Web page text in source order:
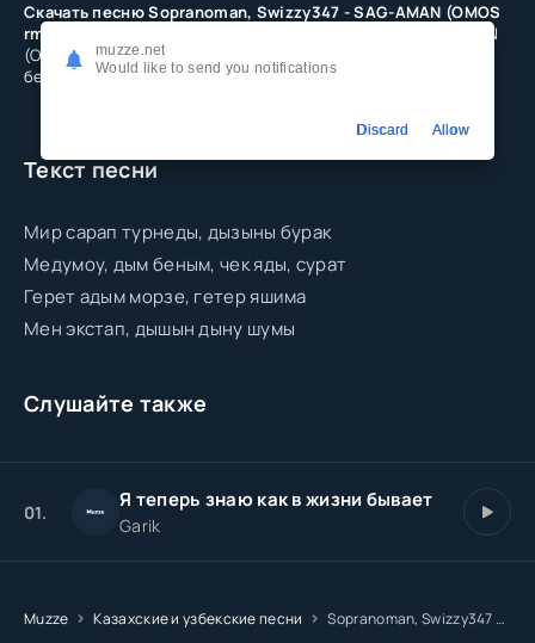
Скачать песню Sopranoman, Swizzy347 - SAG-AMAN (OMOS
rmx)
в mp3 на свой смартфон или слушать онлайн SAG-AMAN
(OMOS rmx) от Sopranoman, Swizzy347 в качестве 320 kbps
бесплатно
Текст песни
Мир сарап турнеды, дызыны бурак
Медумоу, дым беным, чек яды, сурат
Герет адым морзе, гетер яшима
Мен экстап, дышын дыну шумы
Слушайте также
01. Я теперь знаю как в жизни бывает
Garik
Muzze Казахские и узбекские песни Sopranoman, Swizzy347 - SAG-AMAN (OMOS rmx)
muzze.net
Would like to send you notifications
Discard Allow